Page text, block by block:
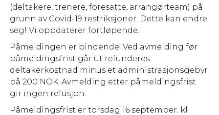
(deltakere, trenere, foresatte, arrangørteam) på
grunn av Covid-19 restriksjoner. Dette kan endre
seg! Vi oppdaterer fortløpende.
Påmeldingen er bindende. Ved avmelding før
påmeldingsfrist går ut refunderes
deltakerkostnad minus et administrasjonsgebyr
på 200 NOK. Avmelding etter påmeldingsfrist
gir ingen refusjon.
Påmeldingsfrist er torsdag 16 september. kl